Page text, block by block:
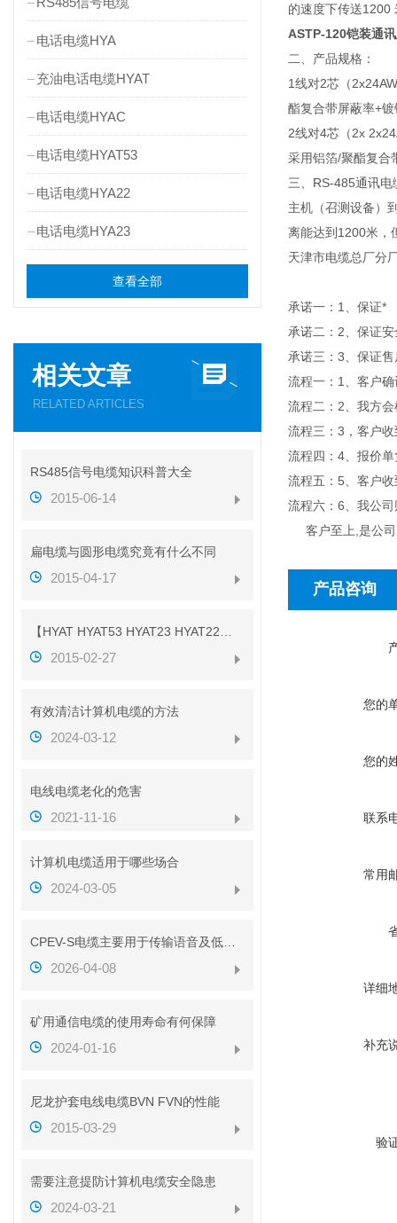
电话电缆HYA
充油电话电缆HYAT
电话电缆HYAC
电话电缆HYAT53
电话电缆HYA22
电话电缆HYA23
查看全部
相关文章
RELATED ARTICLES
RS485信号电缆知识科普大全
2015-06-14
扁电缆与圆形电缆究竟有什么不同
2015-04-17
2015-02-27
有效清洁计算机电缆的方法
2024-03-12
电线电缆老化的危害
2021-11-16
计算机电缆适用于哪些场合
2024-03-05
2026-04-08
矿用通信电缆的使用寿命有何保障
2024-01-16
尼龙护套电线电缆BVN FVN的性能
2015-03-29
需要注意提防计算机电缆安全隐患
2024-03-21
的速度下传送1200
ASTP-120铠装通
二、产品规格：
1线对2芯（
酯复合带屏蔽率+
2线对4芯（2x
采用铝箔/聚酯复合
三、RS-485通讯
主机（召测设备）
离能达到1200米，
天津市电缆总厂分
承诺一：1、保证*
承诺二：2、保证
承诺三：3、保证
流程一：1、客户
流程二：2、我方
流程三：3，客户
流程四：4、报价
流程五：5、客户
流程六：6、我公
客户至上,是公司
产品咨询
您的
您的
联系
常用
详细
补充
验